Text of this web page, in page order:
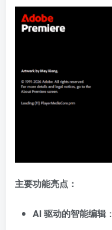
主要功能亮点：
AI 驱动的智能编辑：